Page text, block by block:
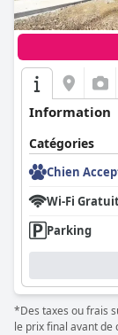
Information
Catégories
Chien
Wi-Fi
Parking
*Des taxes ou frais
le prix final avant